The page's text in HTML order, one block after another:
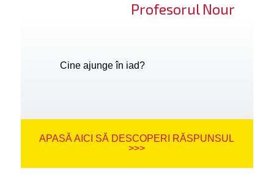
Profesorul Nour
Cine ajunge în iad?
APASĂ AICI SĂ DESCOPERI RĂSPUNSUL
>>>